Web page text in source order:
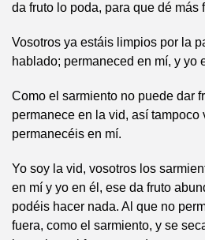
da fruto lo poda, para que dé más
Vosotros ya estáis limpios por la
hablado; permaneced en mí, y yo
Como el sarmiento no puede dar
permanece en la vid, así tampoco
permanecéis en mí.
Yo soy la vid, vosotros los
en mí y yo en él, ese da fruto
podéis hacer nada. Al que no
fuera, como el sarmiento, y se